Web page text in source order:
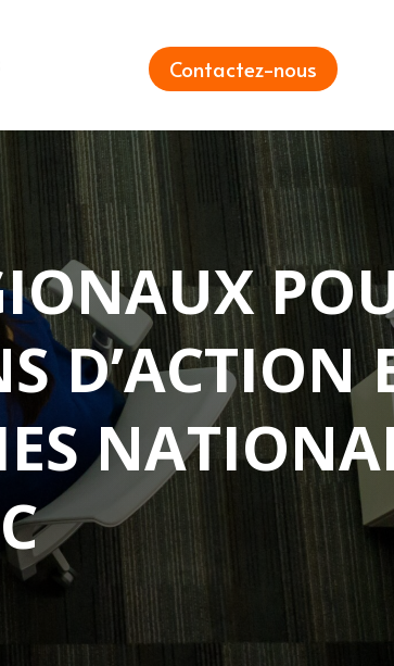
Contactez-nous
D’ACTION